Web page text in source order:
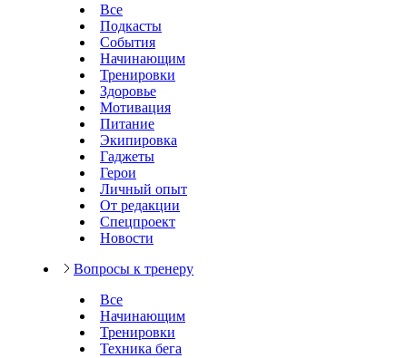
Все
Подкасты
События
Начинающим
Тренировки
Здоровье
Мотивация
Питание
Экипировка
Гаджеты
Герои
Личный опыт
От редакции
Спецпроект
Новости
Вопросы к тренеру
Все
Начинающим
Тренировки
Техника бега